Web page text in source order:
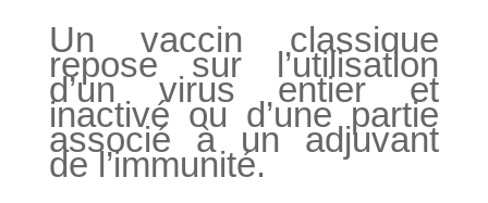
Un vaccin classique
repose sur l’utilisation
d’un virus entier et
inactivé ou d’une partie
associé à un adjuvant
de l’immunité.